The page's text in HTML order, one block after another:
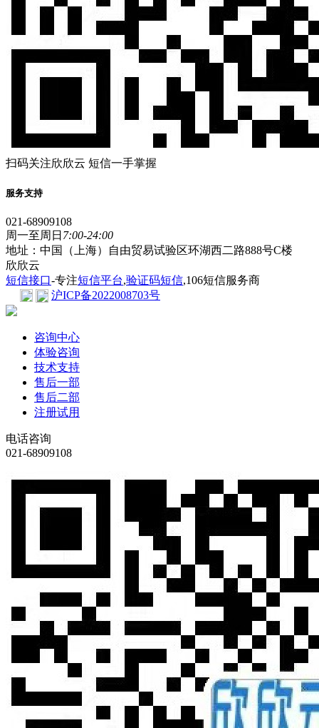
扫码关注欣欣云 短信一手掌握
服务支持
021-68909108
周一至周日 7:00-24:00
地址：中国（上海）自由贸易试验区环湖西二路888号C楼
欣欣云
短信接口-专注短信平台,验证码短信,106短信服务商
沪ICP备2022008703号
咨询中心
体验咨询
技术支持
售后一部
售后二部
注册试用
电话咨询
021-68909108